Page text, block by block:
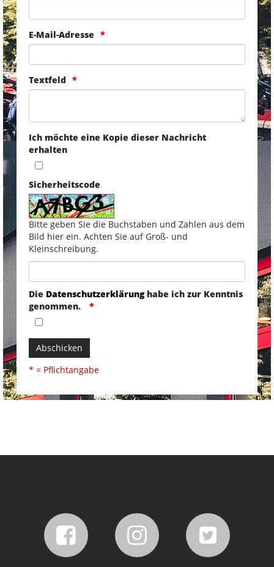
E-Mail-Adresse
Textfeld
Ich möchte eine Kopie dieser Nachricht
erhalten
Sicherheitscode
Bitte geben Sie die Buchstaben und Zahlen aus dem
Bild hier ein. Achten Sie auf Groß- und
Kleinschreibung.
Die Datenschutzerklärunghabe ich zur Kenntnis
genommen.
Abschicken
* = Pflichtangabe